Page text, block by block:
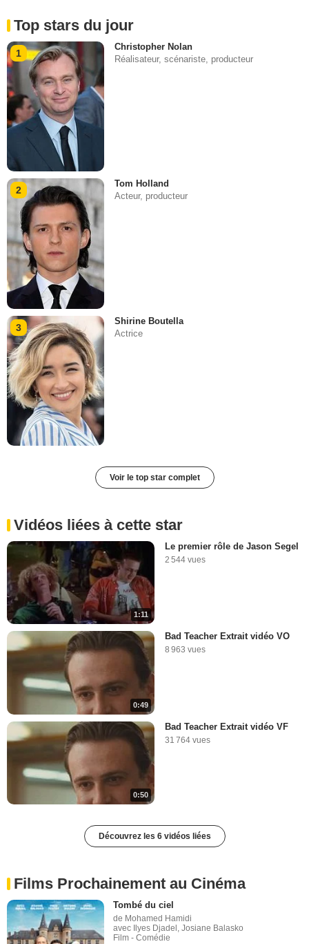
Top stars du jour
1
Christopher Nolan
Réalisateur, scénariste, producteur
2
Tom Holland
Acteur, producteur
3
Shirine Boutella
Actrice
Voir le top star complet
Vidéos liées à cette star
1:11
Le premier rôle de Jason Segel
2 544 vues
0:49
Bad Teacher Extrait vidéo VO
8 963 vues
0:50
Bad Teacher Extrait vidéo VF
31 764 vues
Découvrez les 6 vidéos liées
Films Prochainement au Cinéma
Tombé du ciel
de Mohamed Hamidi
avec Ilyes Djadel, Josiane Balasko
Film - Comédie